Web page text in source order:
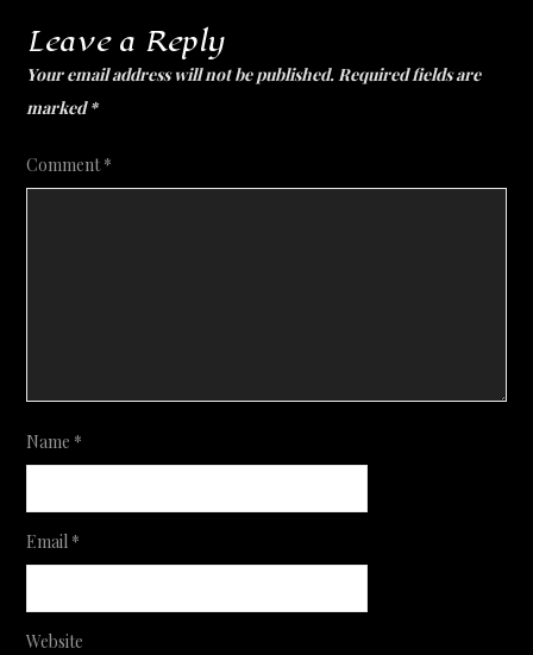
Leave a Reply
Your email address will not be published. Required fields are
marked*
Comment*
Name *
Email *
Website